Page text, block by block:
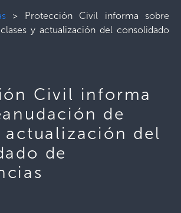
> Protección Civil informa sobre
y actualización del consolidado
Civil informa
de
actualización del
de